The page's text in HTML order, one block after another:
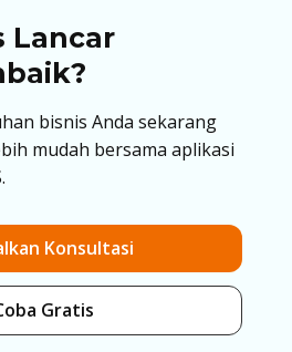
Lancar
bisnis Anda sekarang
mudah bersama aplikasi
Konsultasi
Gratis